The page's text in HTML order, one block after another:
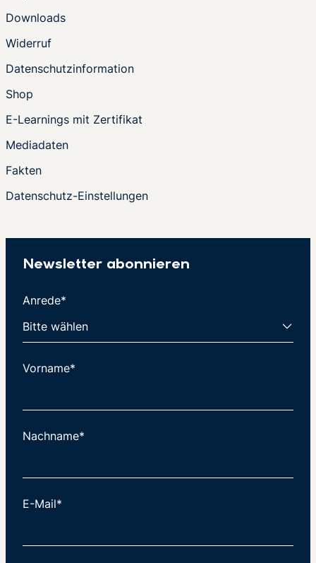
Downloads
Widerruf
Datenschutzinformation
Shop
E-Learnings mit Zertifikat
Mediadaten
Fakten
Datenschutz-Einstellungen
Newsletter abonnieren
Anrede*
Vorname*
Nachname*
E-Mail*